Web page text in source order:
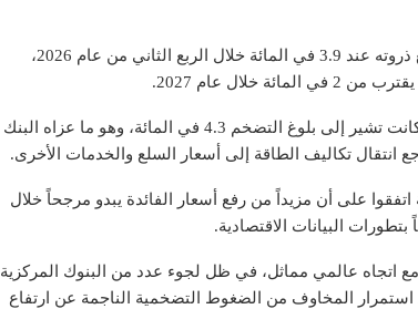
وفي أحدث توقعاته، أشار البنك إلى أن التضخم السنوي بلغ ذروته عند 3.9 في المائة خلال الربع الثاني من عام 2026،
ويعد هذا التقدير أقل من توقعات مايو (أيار) الماضي، التي كانت تشير إلى بلوغ التضخم 4.3 في المائة، وهو ما عزاه البنك
انتقال تكاليف الطاقة إلى أسعار السلع والخدمات الأخرى.
على أن مزيداً من رفع أسعار الفائدة يبدو مرجحاً خلال
البيانات الاقتصادية.
مع اتجاه عالمي مماثل، في ظل لجوء عدد من البنوك المركزية
استمرار المخاوف من الضغوط التضخمية الناجمة عن ارتفاع